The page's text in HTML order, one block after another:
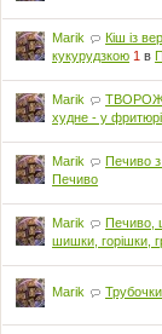
Marik
Кіш із
кукурудзкою 1 в
Marik
худне - у фритюрі
Marik Печиво
Печиво
Marik
Печиво,
шишки, горішки,
Marik